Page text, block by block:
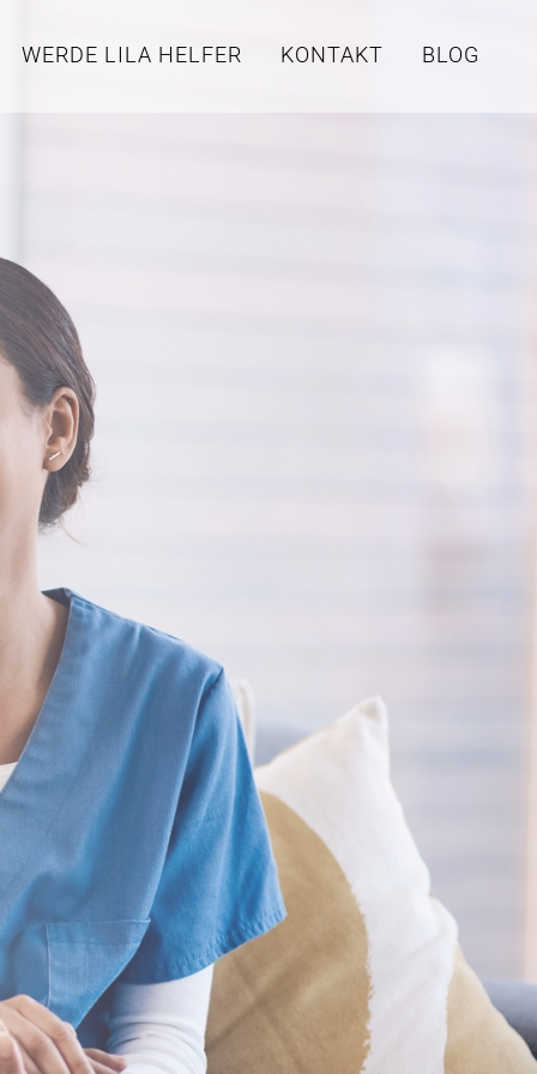
WERDE LILA HELFER KONTAKT BLOG